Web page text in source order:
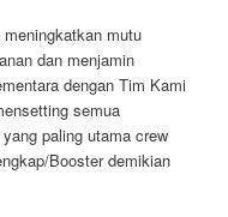
mutu
dan menjamin
dengan Tim Kami
semua
paling utama crew
Booster demikian